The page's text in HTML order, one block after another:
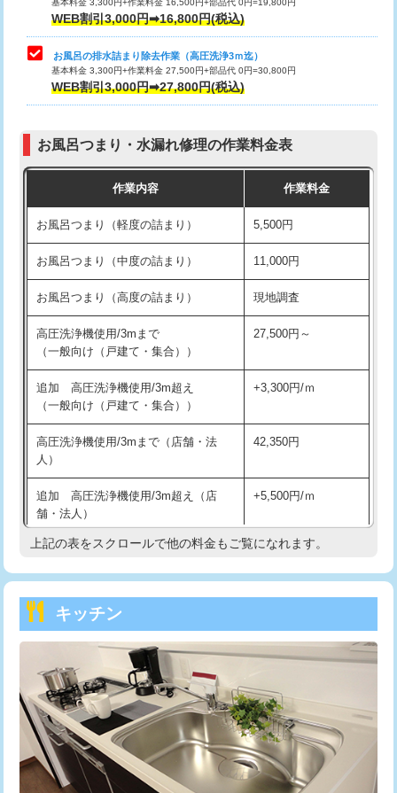
小便器トイレ脱着 現地見積
その他部品の脱着 8,800円～
交換・取付（便器） 22,000円+材料費
交換・取付（普通便座） 11,000円+材料費
交換・取付（温水洗浄便座） 16,500円+材料費
交換・取付(単水栓（壁付・デッキ
13,200円+材料費
式・ワンホール）)
（P/S/ポップアップ））
持込商品取付（単水栓）
持込商品取付（混合水栓） 16,500円
持込商品取付（浄水器・分岐水栓） 16,500円
持込商品取付（普通便座⇔温水洗浄便
座）
22,000円
給水管工事※（ホール加工) 16,500円
給水管工事※（バンド止め) 3,300円
給水管工事※（支持金具設置) 5,500円
給水管工事※（保温材使用（バンド止
め込み）)
5,500円
基本料金 3,300円+作業料金 16,500円+部品代 0円=19,800円
WEB割引3,000円➡16,800円(税込)
お風呂の排水詰まり除去作業（高圧洗浄3ｍ迄）
基本料金 3,300円+作業料金 27,500円+部品代 0円=30,800円
WEB割引3,000円➡27,800円(税込)
お風呂つまり・水漏れ修理の作業料金表
作業内容 作業料金
お風呂つまり（軽度の詰まり） 5,500円
お風呂つまり（中度の詰まり） 11,000円
お風呂つまり（高度の詰まり） 現地調査
高圧洗浄機使用/3mまで
（一般向け（戸建て・集合））
27,500円～
追加 高圧洗浄機使用/3m超え
（一般向け（戸建て・集合））
+3,300円/ｍ
高圧洗浄機使用/3mまで（店舗・法
人）
42,350円
追加 高圧洗浄機使用/3m超え（店
舗・法人）
+5,500円/ｍ
高度高圧洗浄換 現地調査
トーラー機使用/3mまで
追加トーラー機使用/3m超え +3,300円
カメラ調査 33,000円
桝清掃 8,800円
止水・漏水調査・防水処理・清掃・修
理・調整・分解・加工など（軽作業）
11,000円
上記の表をスクロールで他の料金もご覧になれます。
キッチン